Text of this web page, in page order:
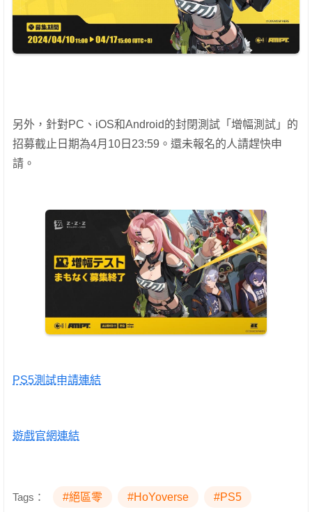
另外，針對PC、iOS和Android的封閉測試「增幅測試」的
招募截止日期為4月10日23:59。還未報名的人請趕快申
請。
PS5測試申請連結
遊戲官網連結
Tags： #絕區零 #HoYoverse #PS5